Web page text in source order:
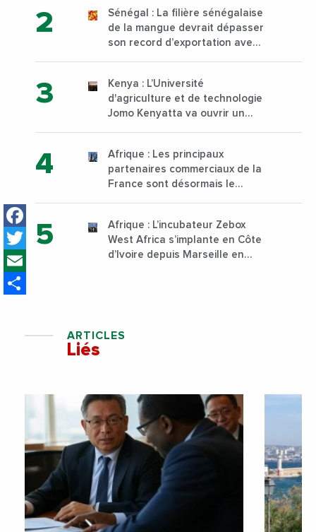
Facebook
Twitter
Sénégal : La filière sénégalaise
de la mangue devrait dépasser
son record d’exportation avec
Kenya : L’Université
d'agriculture et de technologie
Jomo Kenyatta va ouvrir un
sur son campus de Karen à
Nairobi dès janvier 2023
Afrique : Les principaux
partenaires commerciaux de la
France sont désormais le
Afrique : L’incubateur Zebox
West Africa s’implante en Côte
d’Ivoire depuis Marseille en
ARTICLES
Liés